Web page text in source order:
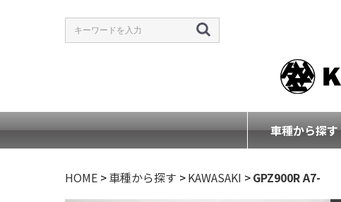
車種から探す
HOME >車種から探す >KAWASAKI >GPZ900R A7-